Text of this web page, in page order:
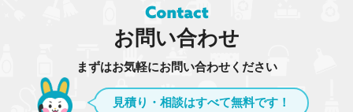
お問い合わせ
まずはお気軽にお問い合わせください
見積り・相談はすべて無料です！